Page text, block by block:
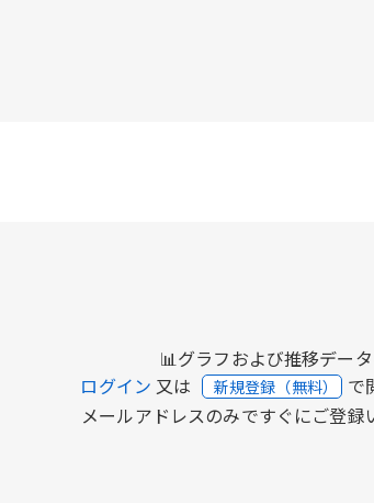
📊グラフおよび推移デー
ログイン 又は 新規登録（無料） で
メールアドレスのみですぐにご登録